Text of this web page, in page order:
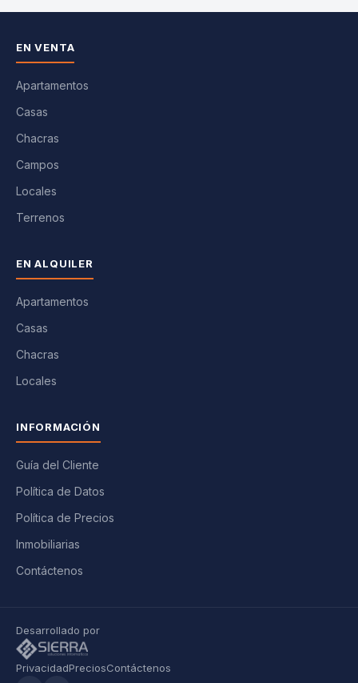
EN VENTA
Apartamentos
Casas
Chacras
Campos
Locales
Terrenos
EN ALQUILER
Apartamentos
Casas
Chacras
Locales
INFORMACIÓN
Guía del Cliente
Política de Datos
Política de Precios
Inmobiliarias
Contáctenos
Desarrollado por
PrivacidadPreciosContáctenos